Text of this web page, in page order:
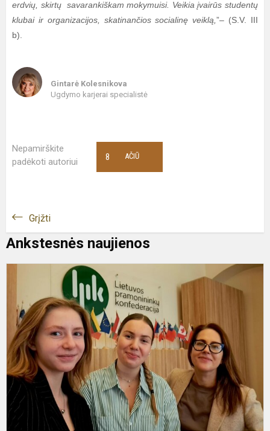
erdvių, skirtų savarankiškam mokymuisi. Veikia įvairūs studentų
klubai ir organizacijos, skatinančios socialinę veiklą,”– (S.V. III
b).
Gintarė Kolesnikova
Ugdymo karjerai specialistė
Nepamirškite
padėkoti autoriui
AČIŪ
8
Grįžti
Ankstesnės naujienos